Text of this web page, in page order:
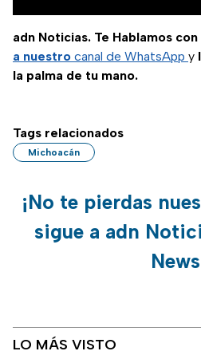
adn Noticias. Te Hablamos
a nuestro canal de WhatsApp y
la palma de tu mano.
Tags relacionados
Michoacán
¡No te pierdas
sigue a adn
LO MÁS VISTO